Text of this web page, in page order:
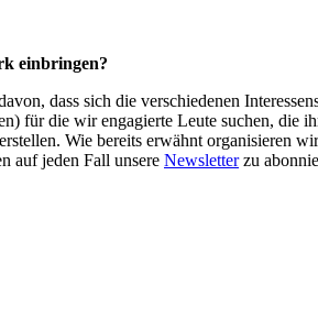
einbringen?
dass sich die verschiedenen
für die wir engagierte Leute suchen, die
Wie bereits erwähnt organisieren
auf jeden Fall unsere Newsletterzu